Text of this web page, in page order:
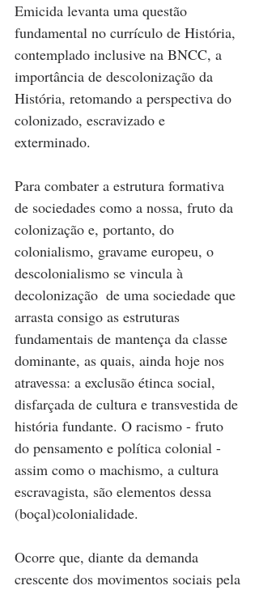
Emicida levanta uma questão
fundamental no currículo de História,
contemplado inclusive na BNCC, a
importância de descolonização da
História, retomando a perspectiva do
colonizado, escravizado e
exterminado.
Para combater a estrutura formativa
de sociedades como a nossa, fruto da
colonização e, portanto, do
colonialismo, gravame europeu, o
descolonialismo se vincula à
decolonização  de uma sociedade que
arrasta consigo as estruturas
fundamentais de mantença da classe
dominante, as quais, ainda hoje nos
atravessa: a exclusão étinca social,
disfarçada de cultura e transvestida de
história fundante. O racismo - fruto
do pensamento e política colonial -
assim como o machismo, a cultura
escravagista, são elementos dessa
(boçal)colonialidade.
Ocorre que, diante da demanda
crescente dos movimentos sociais pela